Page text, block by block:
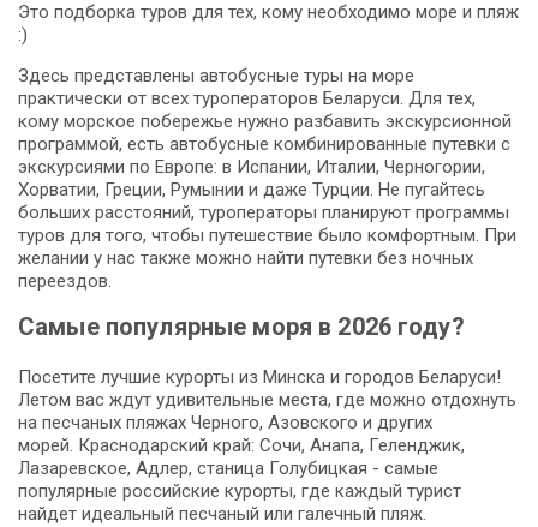
Это подборка туров для тех, кому необходимо море и пляж
:)
Здесь представлены автобусные туры на море
практически от всех туроператоров Беларуси. Для тех,
кому морское побережье нужно разбавить экскурсионной
программой, есть автобусные комбинированные путевки с
экскурсиями по Европе: в Испании, Италии, Черногории,
Хорватии, Греции, Румынии и даже Турции. Не пугайтесь
больших расстояний, туроператоры планируют программы
туров для того, чтобы путешествие было комфортным. При
желании у нас также можно найти путевки без ночных
переездов.
Самые популярные моря в 2026 году?
Посетите лучшие курорты из Минска и городов Беларуси!
Летом вас ждут удивительные места, где можно отдохнуть
на песчаных пляжах Черного, Азовского и других
морей. Краснодарский край: Сочи, Анапа, Геленджик,
Лазаревское, Адлер, станица Голубицкая - самые
популярные российские курорты, где каждый турист
найдет идеальный песчаный или галечный пляж.